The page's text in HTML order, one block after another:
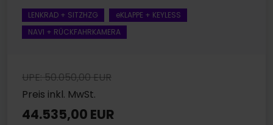
LENKRAD + SITZHZG
eKLAPPE + KEYLESS
NAVI + RÜCKFAHRKAMERA
UPE: 50.050,00 EUR
Preis inkl. MwSt.
44.535,00 EUR